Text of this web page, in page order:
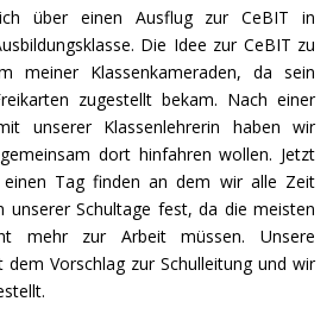
über einen Ausflug zur CeBIT in
Die Idee zur CeBIT zu
meiner Klassenkameraden, da sein
zugestellt bekam. Nach einer
unserer Klassenlehrerin haben wir
dort hinfahren wollen. Jetzt
Tag finden an dem wir alle Zeit
unserer Schultage fest, da die meisten
mehr zur Arbeit müssen. Unsere
dem Vorschlag zur Schulleitung und wir